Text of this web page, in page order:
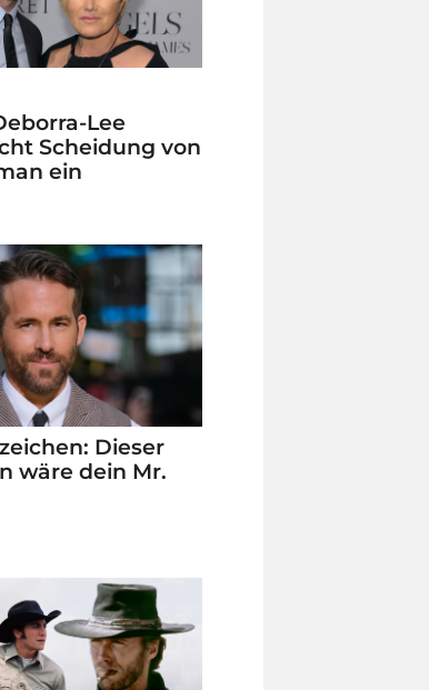
Lee
Scheidung von
ein
Dieser
wäre dein Mr.